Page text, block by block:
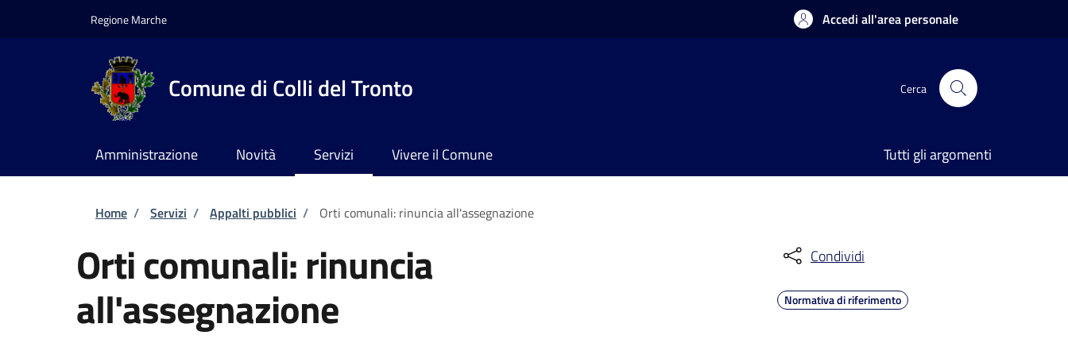
Regione Marche Accedi all'area personale
Comune di Colli del Tronto Cerca
Amministrazione Novità Servizi Vivere il Comune Tutti gli argomenti
Briciole di pane
Home / Servizi / Appalti pubblici / Orti comunali: rinuncia all'assegnazione
Orti comunali: rinuncia
all'assegnazione
Condividi
Normativa di riferimento